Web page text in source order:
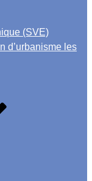
(SVE)
d’urbanisme les